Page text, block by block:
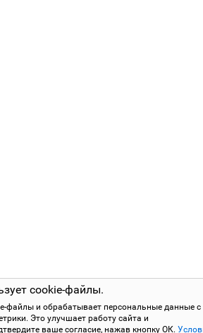
cookie-файлы.
файлы и обрабатывает персональные данные с
Это улучшает работу сайта и
ваше согласие, нажав кнопку ОК.